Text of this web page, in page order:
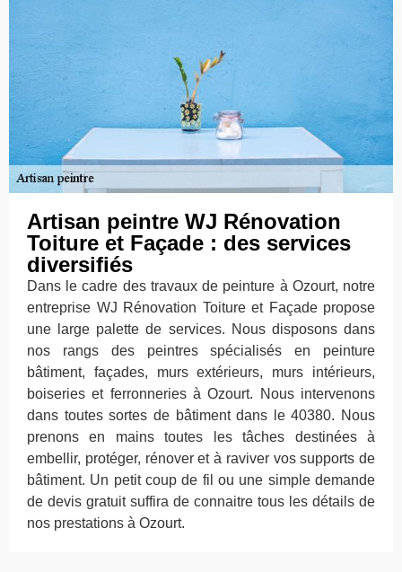
Artisan peintre WJ Rénovation
Toiture et Façade : des services
diversifiés
Dans le cadre des travaux de peinture à Ozourt, notre
entreprise WJ Rénovation Toiture et Façade propose
une large palette de services. Nous disposons dans
nos rangs des peintres spécialisés en peinture
bâtiment, façades, murs extérieurs, murs intérieurs,
boiseries et ferronneries à Ozourt. Nous intervenons
dans toutes sortes de bâtiment dans le 40380. Nous
prenons en mains toutes les tâches destinées à
embellir, protéger, rénover et à raviver vos supports de
bâtiment. Un petit coup de fil ou une simple demande
de devis gratuit suffira de connaitre tous les détails de
nos prestations à Ozourt.